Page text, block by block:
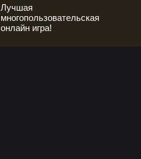
Лучшая
многопользовательская
онлайн игра!